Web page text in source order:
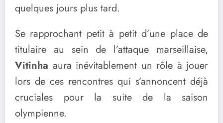
quelques jours plus tard.
Se rapprochant petit à petit d’une place de
titulaire au sein de l’attaque marseillaise,
Vitinha aura inévitablement un rôle à jouer
lors de ces rencontres qui s’annoncent déjà
cruciales pour la suite de la saison
olympienne.